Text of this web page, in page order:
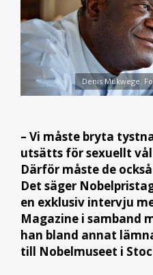
Denis Mukwege.
– Vi måste bryta
utsätts för sexuellt
Därför måste de
Det säger
en exklusiv intervju
Magazine i samband
han bland annat
till Nobelmuseet i